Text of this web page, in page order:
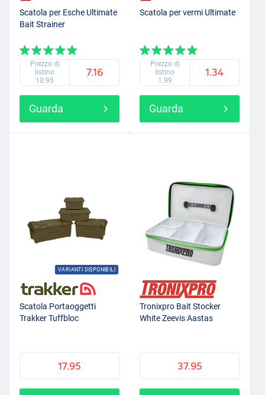
Scatola per Esche Ultimate
Bait Strainer
Prezzo di
listino
10.95
7.16
Guarda
Scatola per vermi Ultimate
Prezzo di
listino
1.99
1.34
Guarda
VARIANTI DISPONIBILI
Scatola Portaoggetti
Trakker Tuffbloc
17.95
Tronixpro Bait Stocker
White Zeevis Aastas
37.95